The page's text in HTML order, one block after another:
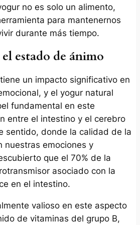
no es solo un alimento,
para mantenernos
durante más tiempo.
estado de ánimo
un impacto significativo en
y el yogur natural
fundamental en este
entre el intestino y el cerebro
sentido, donde la calidad de la
nuestras emociones y
que el 70% de la
asociado con la
en el intestino.
valioso en este aspecto
de vitaminas del grupo B,